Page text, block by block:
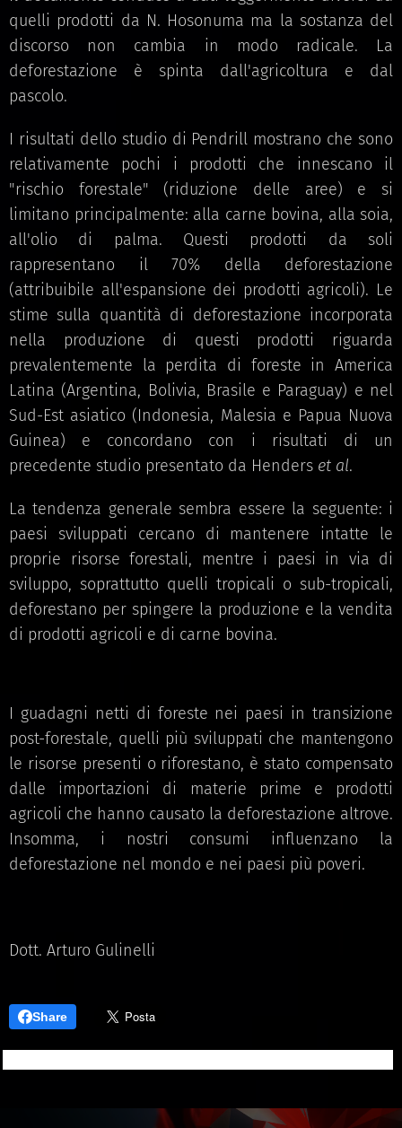
quelli prodotti da N. Hosonuma ma la sostanza del
discorso non cambia in modo radicale. La
deforestazione è spinta dall'agricoltura e dal
pascolo.
I risultati dello studio di Pendrill mostrano che sono
relativamente pochi i prodotti che innescano il
"rischio forestale" (riduzione delle aree) e si
limitano principalmente: alla carne bovina, alla soia,
all'olio di palma. Questi prodotti da soli
rappresentano il 70% della deforestazione
(attribuibile all'espansione dei prodotti agricoli). Le
stime sulla quantità di deforestazione incorporata
nella produzione di questi prodotti riguarda
prevalentemente la perdita di foreste in America
Latina (Argentina, Bolivia, Brasile e Paraguay) e nel
Sud-Est asiatico (Indonesia, Malesia e Papua Nuova
Guinea) e concordano con i risultati di un
precedente studio presentato da Henders et al.
La tendenza generale sembra essere la seguente: i
paesi sviluppati cercano di mantenere intatte le
proprie risorse forestali, mentre i paesi in via di
sviluppo, soprattutto quelli tropicali o sub-tropicali,
deforestano per spingere la produzione e la vendita
di prodotti agricoli e di carne bovina.
I guadagni netti di foreste nei paesi in transizione
post-forestale, quelli più sviluppati che mantengono
le risorse presenti o riforestano, è stato compensato
dalle importazioni di materie prime e prodotti
agricoli che hanno causato la deforestazione altrove.
Insomma, i nostri consumi influenzano la
deforestazione nel mondo e nei paesi più poveri.
Dott. Arturo Gulinelli
Share